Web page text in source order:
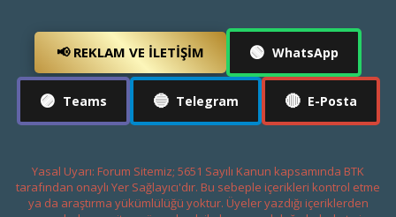
📢 REKLAM VE İLETIŞIM 🟢 WhatsApp
🟣 Teams 🔵 Telegram 🔴 E-Posta
Yasal Uyarı: Forum Sitemiz; 5651 Sayılı Kanun kapsamında BTK
tarafından onaylı Yer Sağlayıcı'dır. Bu sebeple içerikleri kontrol etme
ya da araştırma yükümlülüğü yoktur. Üyeler yazdığı içeriklerden